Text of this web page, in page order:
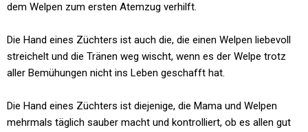
dem Welpen zum ersten Atemzug verhilft.
Die Hand eines Züchters ist auch die, die einen Welpen liebevoll
streichelt und die Tränen weg wischt, wenn es der Welpe trotz
aller Bemühungen nicht ins Leben geschafft hat.
Die Hand eines Züchters ist diejenige, die Mama und Welpen
mehrmals täglich sauber macht und kontrolliert, ob es allen gut